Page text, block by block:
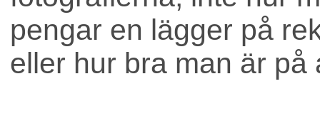
pengar en lägger på
eller hur bra man är på